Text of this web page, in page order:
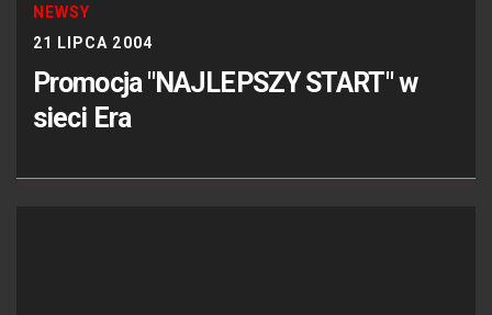
NEWSY
21 LIPCA 2004
Promocja "NAJLEPSZY START" w
sieci Era